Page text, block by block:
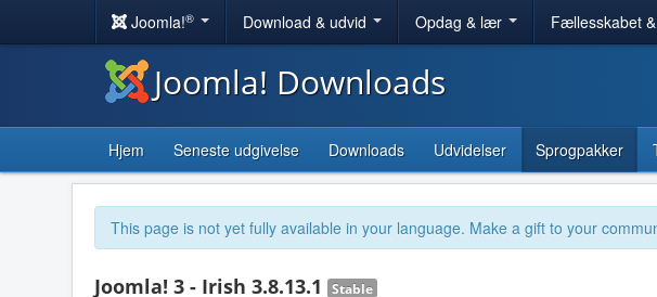
Joomla!® Download & udvid Opdag & lær Fællesskabet
Joomla! Downloads
Hjem Seneste udgivelse Downloads Udvidelser Sprogpakker
This page is not yet fully available in your language. Make a gift to your
Joomla! 3 - Irish 3.8.13.1 Stable